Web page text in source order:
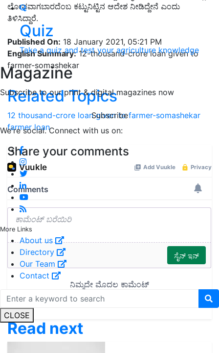
Quiz
Take a quiz and test your agriculture knowledge
Magazine
Subscribe to our print & digital magazines now
Subscribe
We're social. Connect with us on:
More Links
About us
Directory
Our Team
Contact
CLOSE
ಲೋಪವಾಗಬಾರದೆಂಬ ಕಟ್ಟುನಿಟ್ಟಿನ ಆದೇಶ ನೀಡಿದ್ದೇನೆ ಎಂದು
ತಿಳಿಸಿದ್ದಾರೆ.
Published On: 18 January 2021, 05:21 PM
English Summary:12-thousand-crore loan given to
farmer-somashekar
Related Topics
12 thousand-crore loan given to farmer-somashekar
farmer loan
Share your comments
Read next